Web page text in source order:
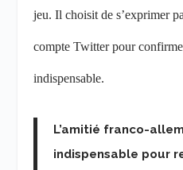
jeu. Il choisit de s’exprimer
compte Twitter pour
indispensable.
L’amitié franco-
indispensable pour